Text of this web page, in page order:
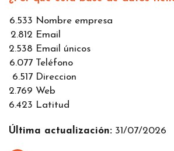
6.533 Nombre empresa
2.812 Email
2.538 Email únicos
6.077 Teléfono
6.517 Direccion
2.769 Web
6.423 Latitud
Última actualización: 31/07/2026